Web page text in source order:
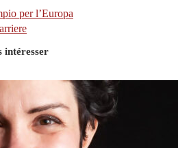
per l’Europa
intéresser